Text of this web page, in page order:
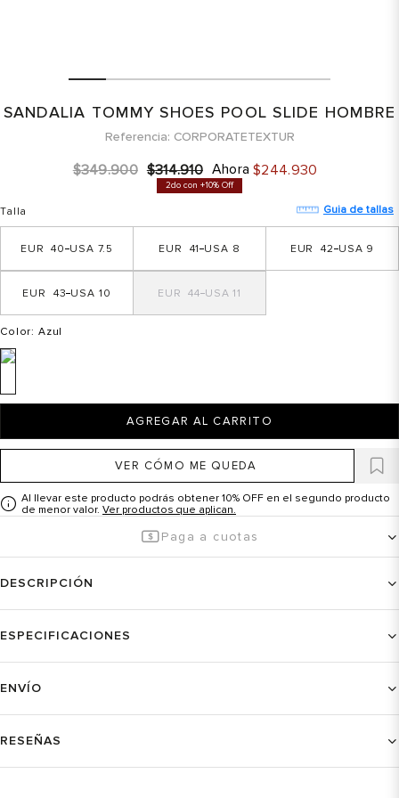
SANDALIA TOMMY SHOES POOL SLIDE HOMBRE
Referencia CORPORATETEXTUR
$349.900 $314.910 Ahora $244.930
2do con +10% Off
Talla Guia de tallas
7.5
40 8
41 9
42
10
43 11
44
Color: Azul
AGREGAR AL CARRITO
VER CÓMO ME QUEDA
Al llevar este producto podrás obtener 10% OFF en el segundo producto
de menor valor. Ver productos que aplican.
Paga a cuotas
DESCRIPCIÓN
ESPECIFICACIONES
ENVÍO
RESEÑAS